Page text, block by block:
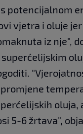
potencijalnom
vjetra i oluje
iz nje",
oluja,
5-6 žrtava",